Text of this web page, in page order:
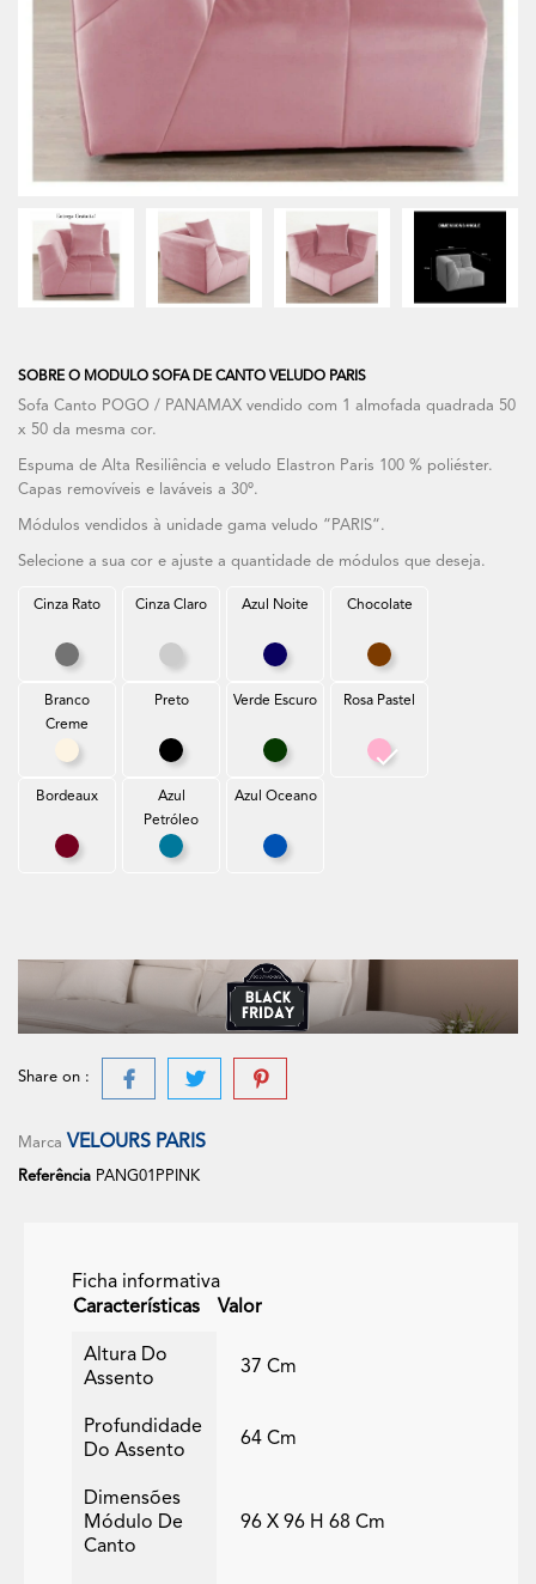
SOBRE O MODULO SOFA DE CANTO VELUDO PARIS
Sofa Canto POGO / PANAMAX vendido com 1 almofada quadrada 50
x 50 da mesma cor.
Espuma de Alta Resiliência e veludo Elastron Paris 100 % poliéster.
Capas removíveis e laváveis a 30º.
Módulos vendidos à unidade gama veludo “PARIS“.
Selecione a sua cor e ajuste a quantidade de módulos que deseja.
Cinza Rato
Cinza Rato
Cinza Claro Azul Noite
Azul Noite
Chocolate
Chocolate
Branco
Creme
Branco Creme
Preto
Preto
Verde Escuro
Verde Escuro
Rosa Pastel
Rosa Pastel
Bordeaux
Bordeaux
Azul
Petróleo
Azul Petróleo
Azul Oceano
Azul Oceano
Share on :
Marca VELOURS PARIS
Referência PANG01PPINK
Ficha informativa
Características
Valor
Altura Do
Assento
37 Cm
Profundidade
Do Assento
64 Cm
Dimensões
Módulo De
Canto
96 X 96 H 68 Cm